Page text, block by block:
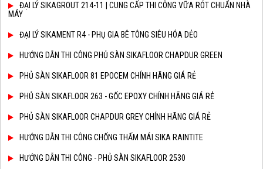
ĐẠI LÝ SIKAGROUT 214-11 | CUNG CẤP THI CÔNG VỮA RÓT CHUẨN NHÀ
MÁY
ĐẠI LÝ SIKAMENT R4 - PHỤ GIA BÊ TÔNG SIÊU HÓA DẺO
HƯỚNG DẪN THI CÔNG PHỦ SÀN SIKAFLOOR CHAPDUR GREEN
PHỦ SÀN SIKAFLOOR 81 EPOCEM CHÍNH HÃNG GIÁ RẺ
PHỦ SÀN SIKAFLOOR 263 - GỐC EPOXY CHÍNH HÃNG GIÁ RẺ
PHỦ SÀN SIKAFLOOR CHAPDUR GREY CHÍNH HÃNG GIÁ RẺ
HƯỚNG DẪN THI CÔNG CHỐNG THẤM MÁI SIKA RAINTITE
HƯỚNG DẪN THI CÔNG - PHỦ SÀN SIKAFLOOR 2530